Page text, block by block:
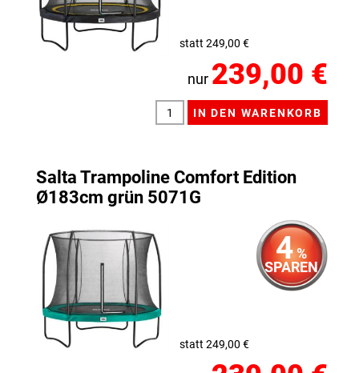
statt 249,00 €
nur 239,00 €
Salta Trampoline Comfort Edition
Ø183cm grün 5071G
4%
SPAREN
statt 249,00 €